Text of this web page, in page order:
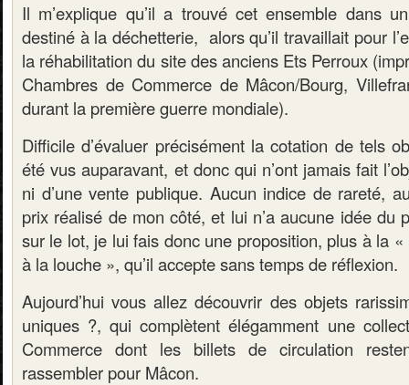
Il m’explique qu’il a trouvé cet ensemble dans
destiné à la déchetterie, alors qu’il travaillait pour
la réhabilitation du site des anciens Ets Perroux
Chambres de Commerce de Mâcon/Bourg,
durant la première guerre mondiale).
Difficile d’évaluer précisément la cotation de tels
été vus auparavant, et donc qui n’ont jamais fait
ni d’une vente publique. Aucun indice de rareté,
prix réalisé de mon côté, et lui n’a aucune idée du
sur le lot, je lui fais donc une proposition, plus à la «
à la louche », qu’il accepte sans temps de réflexion.
Aujourd’hui vous allez découvrir des objets
uniques ?, qui complètent élégamment une
Commerce dont les billets de circulation
rassembler pour Mâcon.